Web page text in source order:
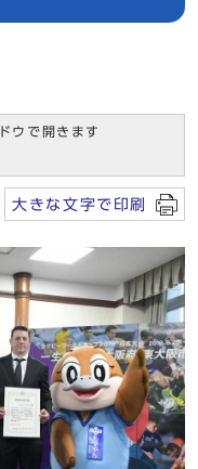
ウで開きます
大きな文字で印刷